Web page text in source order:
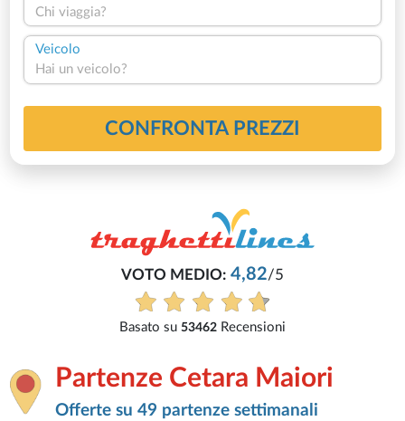
Chi viaggia?
Veicolo
Hai un veicolo?
CONFRONTA PREZZI
VOTO MEDIO: 4,82 /5
Basato su53462 Recensioni
Partenze Cetara Maiori
Offerte su 49 partenze settimanali